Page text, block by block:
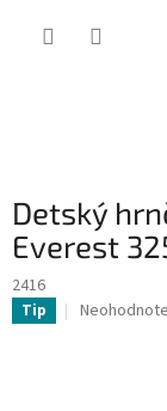
Detský
Everest
2416
Tip
Priemerné